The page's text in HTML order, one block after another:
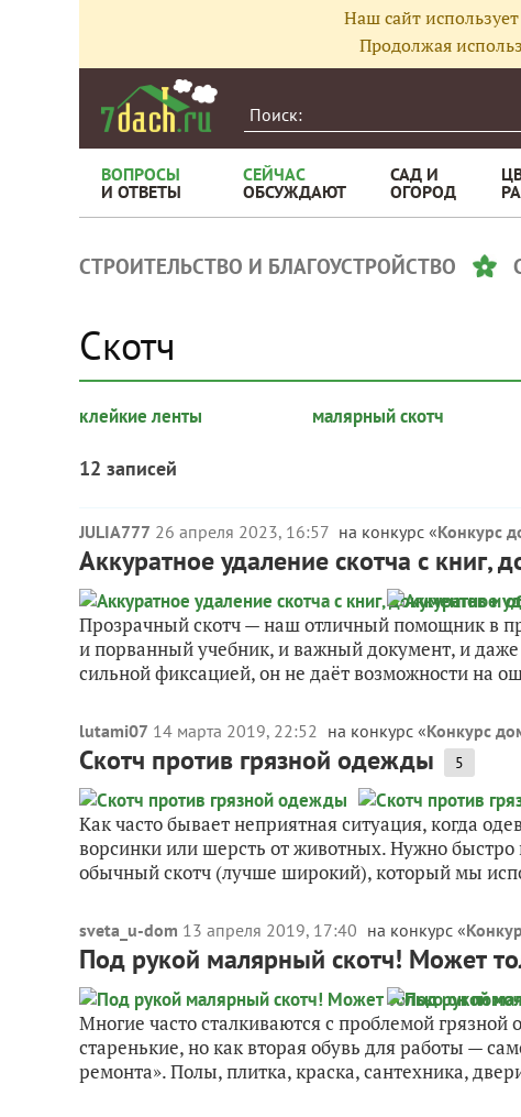
Наш сайт
Продолжая
ВОПРОСЫ
И ОТВЕТЫ
СЕЙЧАС
ОБСУЖДАЮТ
САД И
ОГОРОД
СТРОИТЕЛЬСТВО И БЛАГОУСТРОЙСТВО
Скотч
клейкие ленты малярный скотч
12 записей
JULIA777 26 апреля 2023, 16:57 на конкурс «Конкурс
Аккуратное удаление скотча с книг,
Прозрачный скотч — наш отличный помощник в
и порванный учебник, и важный документ, и
сильной фиксацией, он не даёт возможности на
lutami07 14 марта 2019, 22:52 на конкурс «Конкурс
Скотч против грязной одежды 5
Как часто бывает неприятная ситуация, когда
ворсинки или шерсть от животных. Нужно
обычный скотч (лучше широкий), который мы
sveta_u-dom 13 апреля 2019, 17:40 на конкурс «
Под рукой малярный скотч! Может
Многие часто сталкиваются с проблемой
старенькие, но как вторая обувь для работы —
ремонта». Полы, плитка, краска, сантехника,